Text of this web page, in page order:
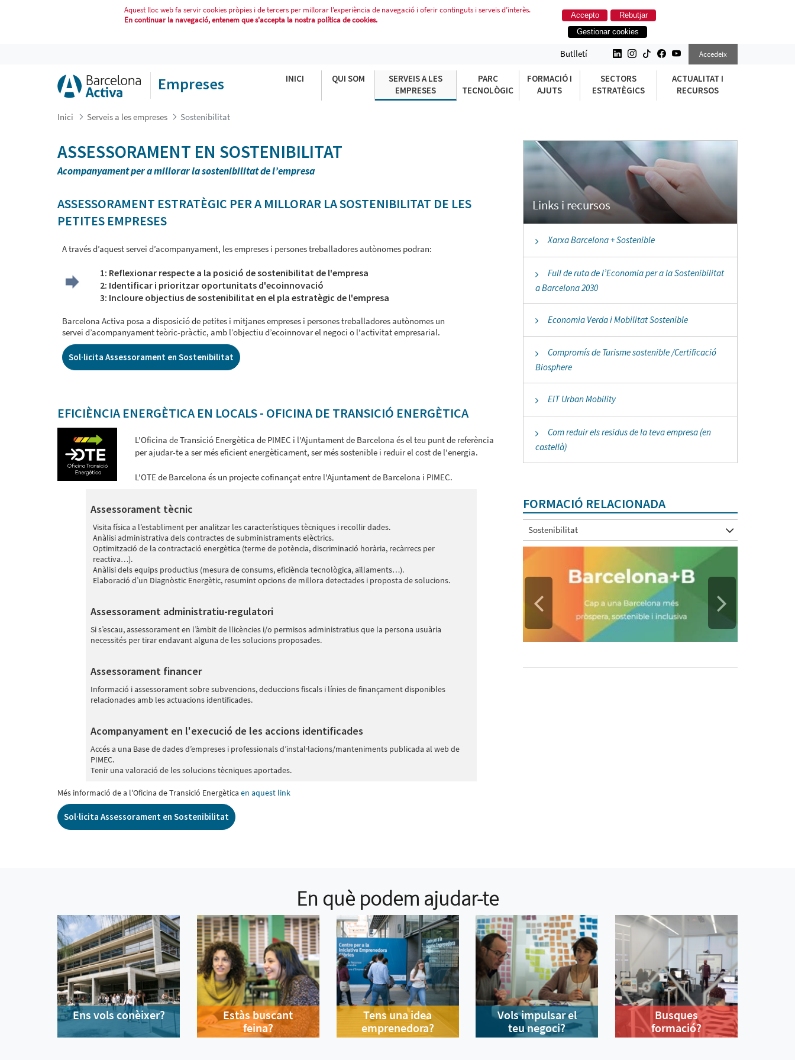
Aquest lloc web fa servir cookies pròpies i de tercers per millorar l’experiència de navegació i oferir continguts i serveis d’interès.
En continuar la navegació, entenem que s'accepta la nostra política de cookies.
Accepto
Rebutjar
Gestionar cookies
Butlletí Accedeix
Empreses INICI QUI SOM
SERVEIS A LES
EMPRESES
PARC
TECNOLÒGIC
FORMACIÓ I
AJUTS
SECTORS
ESTRATÈGICS
ACTUALITAT I
RECURSOS
Inici Serveis a les empreses Sostenibilitat
ASSESSORAMENT EN SOSTENIBILITAT
Acompanyament per a millorar la sostenibilitat de l’empresa
ASSESSORAMENT ESTRATÈGIC PER A MILLORAR LA SOSTENIBILITAT DE LES
PETITES EMPRESES
A través d’aquest servei d’acompanyament, les empreses i persones treballadores autònomes podran:
1: Reflexionar respecte a la posició de sostenibilitat de l'empresa
2: Identificar i prioritzar oportunitats d'ecoinnovació
3: Incloure objectius de sostenibilitat en el pla estratègic de l'empresa
Barcelona Activa posa a disposició de petites i mitjanes empreses i persones treballadores autònomes un
servei d’acompanyament teòric-pràctic, amb l’objectiu d’ecoinnovar el negoci o l'activitat empresarial.
Sol·licita Assessorament en Sostenibilitat
EFICIÈNCIA ENERGÈTICA EN LOCALS - OFICINA DE TRANSICIÓ ENERGÈTICA
L'Oficina de Transició Energètica de PIMEC i l'Ajuntament de Barcelona és el teu punt de referència
per ajudar-te a ser més eficient energèticament, ser més sostenible i reduir el cost de l'energia.
L'OTE de Barcelona és un projecte cofinançat entre l'Ajuntament de Barcelona i PIMEC.
Assessorament tècnic
Visita física a l’establiment per analitzar les característiques tècniques i recollir dades.​
Anàlisi administrativa dels contractes de subministraments elèctrics.​
Optimització de la contractació energètica (terme de potència, discriminació horària, recàrrecs per
reactiva…).​
Anàlisi dels equips productius (mesura de consums, eficiència tecnològica, aïllaments…).​
Elaboració d’un Diagnòstic Energètic, resumint opcions de millora detectades i proposta de solucions.
Assessorament administratiu-regulatori
Si s’escau, assessorament en l’àmbit de llicències i/o permisos administratius que la persona usuària
necessités per tirar endavant alguna de les solucions proposades.
Assessorament financer
Informació i assessorament sobre subvencions, deduccions fiscals i línies de finançament disponibles
relacionades amb les actuacions identificades.
Acompanyament en l'execució de les accions identificades
Accés a una Base de dades d’empreses i professionals d’instal·lacions/manteniments publicada al web de
PIMEC.
Tenir una valoració de les solucions tècniques aportades.
Més informació de a l'Oficina de Transició Energètica en aquest link
Sol·licita Assessorament en Sostenibilitat
Links i recursos
Xarxa Barcelona + Sostenible
Full de ruta de l’Economia per a la Sostenibilitat
a Barcelona 2030
Economia Verda i Mobilitat Sostenible
Compromís de Turisme sostenible /Certificació
Biosphere
EIT Urban Mobility
Com reduir els residus de la teva empresa (en
castellà)
FORMACIÓ RELACIONADA
Sostenibilitat
En què podem ajudar-te
Ens vols conèixer?
Estàs buscant
feina?
Tens una idea
emprenedora?
Vols impulsar el
teu negoci?
Busques
formació?